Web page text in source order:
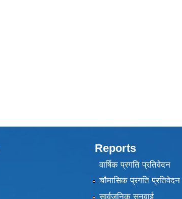
Reports
वार्षिक प्रगति प्रतिवेदन
चौमासिक प्रगति प्रतिवेदन
सार्वजनिक सुनुवाई